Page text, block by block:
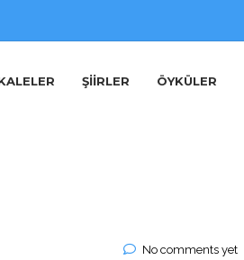
ŞIIRLER ÖYKÜLER
No comments yet